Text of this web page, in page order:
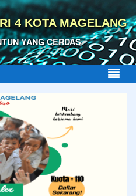
4 KOTA MAGELANG
YANG CERDAS